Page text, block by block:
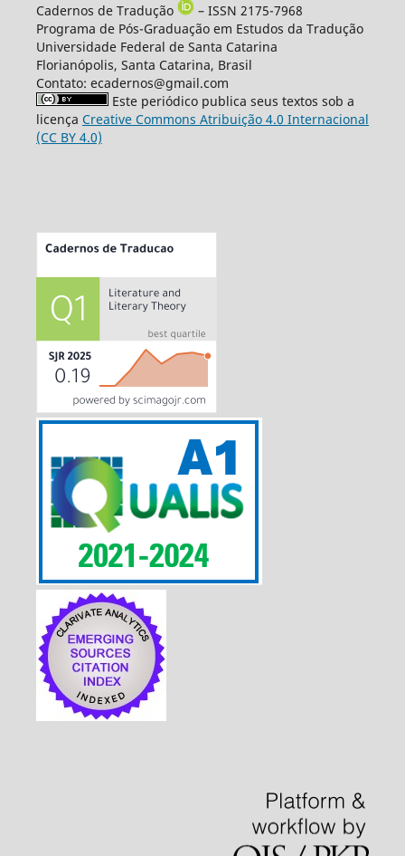
Cadernos de Tradução
– ISSN 2175-7968
Programa de Pós-Graduação em Estudos da Tradução
Universidade Federal de Santa Catarina
Florianópolis, Santa Catarina, Brasil
Contato: ecadernos@gmail.com
Este periódico publica seus textos sob a
licença Creative Commons Atribuição 4.0 Internacional
(CC BY 4.0)